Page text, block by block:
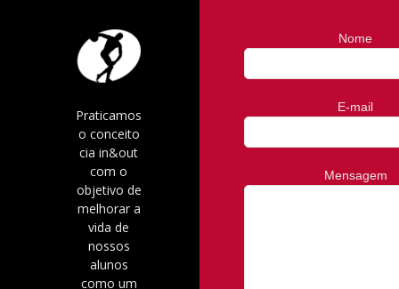
Nome
E-mail
Mensagem
Praticamos
o conceito
cia in&out
com o
objetivo de
melhorar a
vida de
nossos
alunos
como um